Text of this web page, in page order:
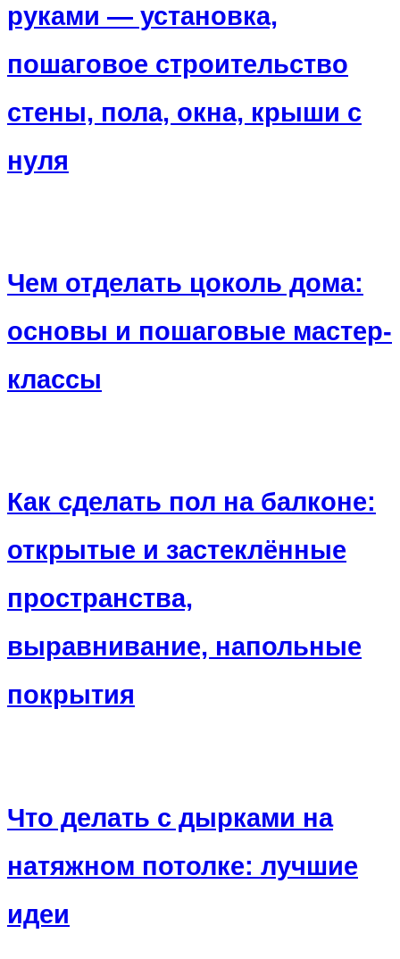
руками — установка,
пошаговое строительство
стены, пола, окна, крыши с
нуля
Чем отделать цоколь дома:
основы и пошаговые мастер-
классы
Как сделать пол на балконе:
открытые и застеклённые
пространства,
выравнивание, напольные
покрытия
Что делать с дырками на
натяжном потолке: лучшие
идеи